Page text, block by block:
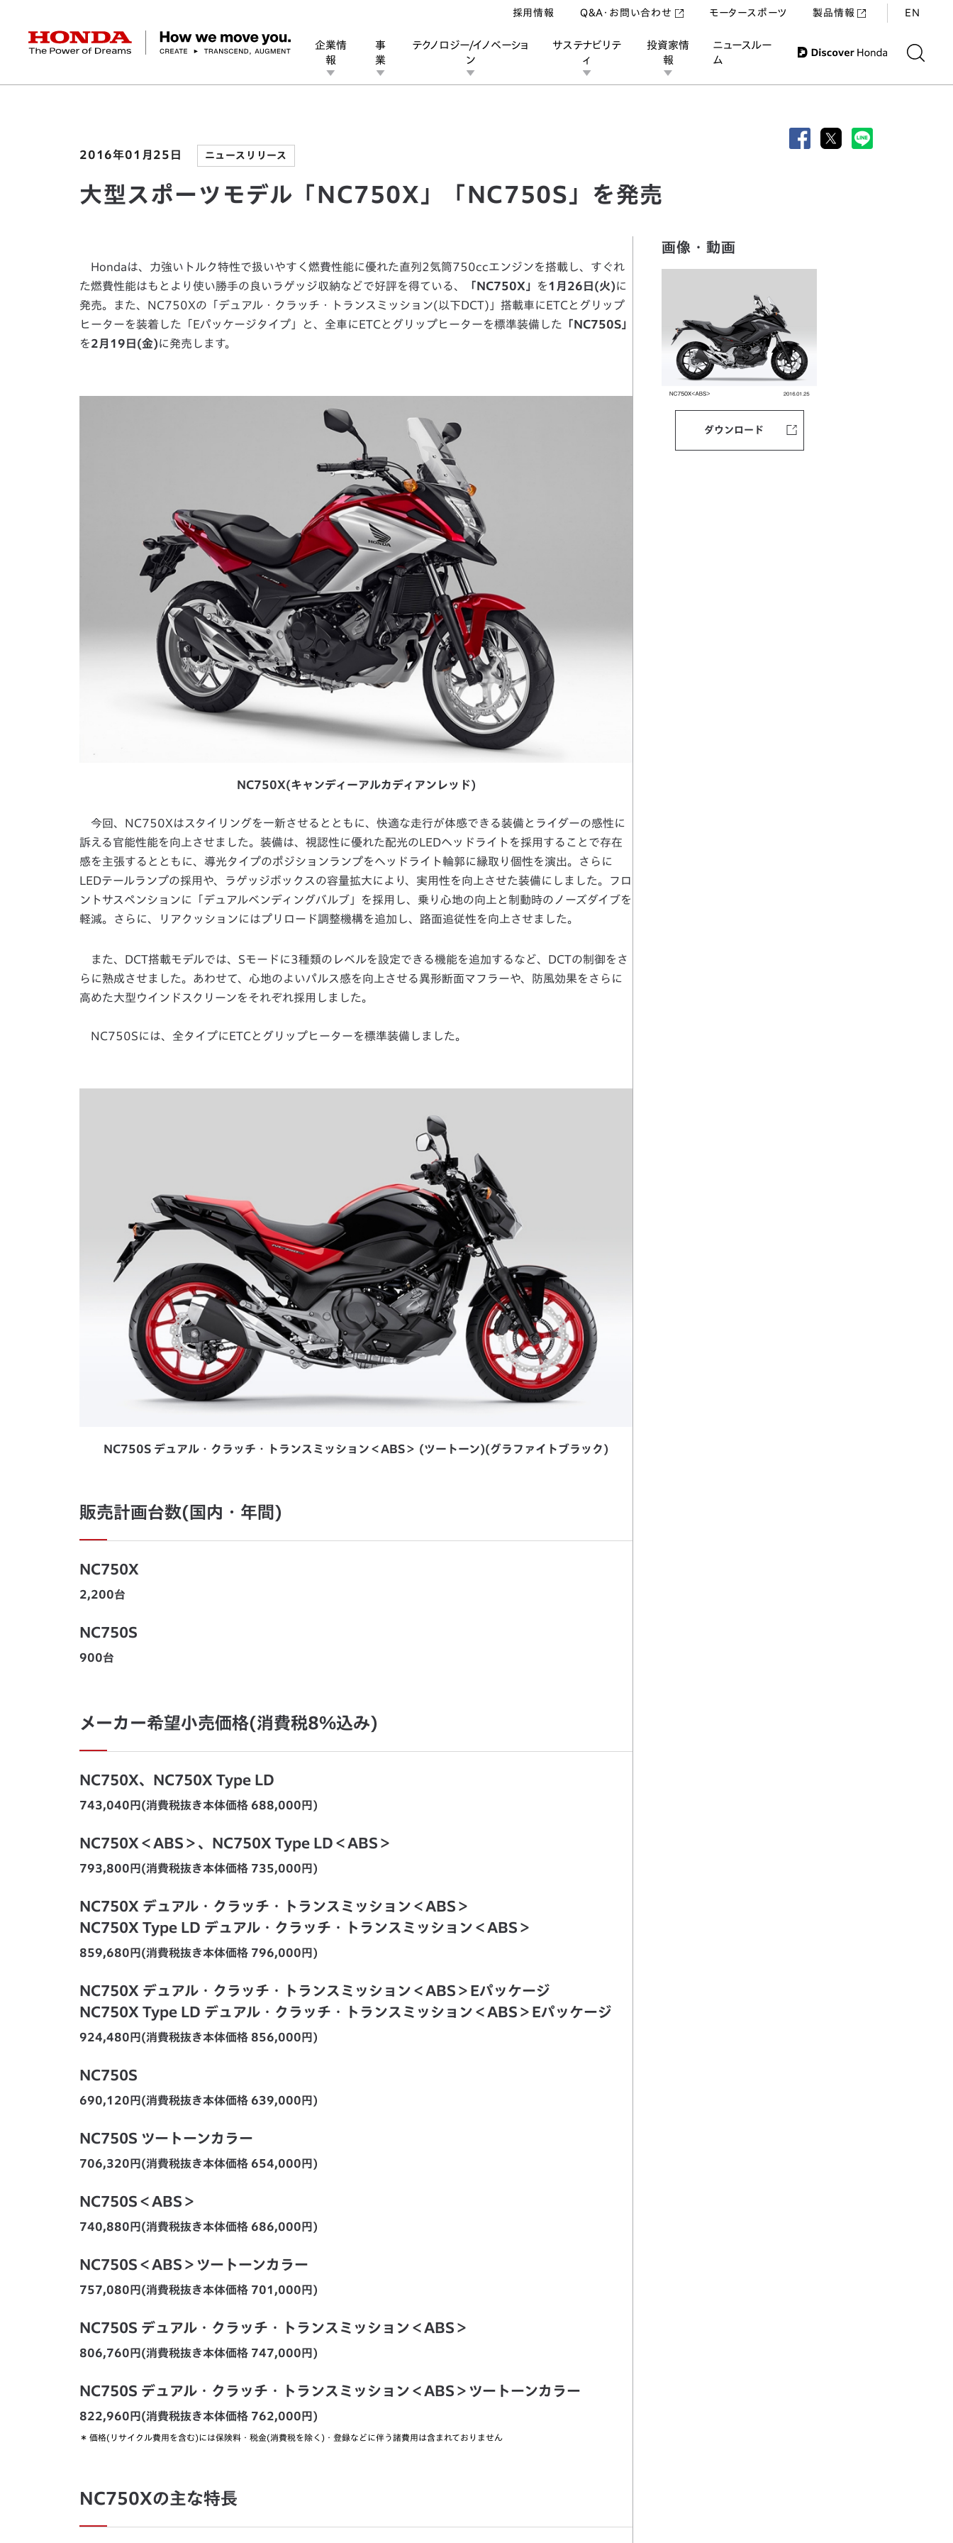
HONDA The Power of Dreams
企業情
報
社長メッセージ 経営方針 会社概要 ヒストリー
事
業
バイク パワープロダクツ マリン その他事業
テクノロジー/イノベーショ
ン
テクノロジー デザイン オープンイノベーション
サステナビリテ
ィ
ESGレポート Honda Report 環境 社会 ガバナンス
投資家情
報
IR資料室 財務・業績情報 株式・債券情報
ニュースルー
ム
ニュースルーム
Discover Honda
採用情報 Q&A・お問い合わせ モータースポーツ 製品情報 EN
大型スポーツモデル「NC750X」「NC750S」を発売
2016年01月25日 ニュースリリース
大型スポーツモデル「NC750X」「NC750S」を発売
Hondaは、力強いトルク特性で扱いやすく燃費性能に優れた直列2気筒750ccエンジンを搭載し、すぐれ
た燃費性能はもとより使い勝手の良いラゲッジ収納などで好評を得ている、
「NC750X」 を1月26日(火)に
発売。また、NC750Xの「デュアル・クラッチ・トランスミッション(以下DCT)」搭載車にETCとグリップ
ヒーターを装着した「Eパッケージタイプ」と、全車にETCとグリップヒーターを標準装備した
「NC750S」
を2月19日(金)に発売します。
NC750X(キャンディーアルカディアンレッド)
今回、NC750Xはスタイリングを一新させるとともに、快適な走行が体感できる装備とライダーの感性に
訴える官能性能を向上させました。装備は、視認性に優れた配光のLEDヘッドライトを採用することで存在
感を主張するとともに、導光タイプのポジションランプをヘッドライト輪郭に縁取り個性を演出。さらに
LEDテールランプの採用や、ラゲッジボックスの容量拡大により、実用性を向上させた装備にしました。フロ
ントサスペンションに「デュアルベンディングバルブ」を採用し、乗り心地の向上と制動時のノーズダイブを
軽減。さらに、リアクッションにはプリロード調整機構を追加し、路面追従性を向上させました。
また、DCT搭載モデルでは、Sモードに3種類のレベルを設定できる機能を追加するなど、DCTの制御をさ
らに熟成させました。あわせて、心地のよいパルス感を向上させる異形断面マフラーや、防風効果をさらに
高めた大型ウインドスクリーンをそれぞれ採用しました。
NC750Sには、全タイプにETCとグリップヒーターを標準装備しました。
NC750S デュアル・クラッチ・トランスミッション＜ABS＞ (ツートーン)(グラファイトブラック)
販売計画台数(国内・年間)
NC750X
2,200台
NC750S
900台
メーカー希望小売価格(消費税8%込み)
NC750X、NC750X Type LD
743,040円(消費税抜き本体価格 688,000円)
NC750X＜ABS＞、NC750X Type LD＜ABS＞
793,800円(消費税抜き本体価格 735,000円)
NC750X デュアル・クラッチ・トランスミッション＜ABS＞
NC750X Type LD デュアル・クラッチ・トランスミッション＜ABS＞
859,680円(消費税抜き本体価格 796,000円)
NC750X デュアル・クラッチ・トランスミッション＜ABS＞Eパッケージ
NC750X Type LD デュアル・クラッチ・トランスミッション＜ABS＞Eパッケージ
924,480円(消費税抜き本体価格 856,000円)
NC750S
690,120円(消費税抜き本体価格 639,000円)
NC750S ツートーンカラー
706,320円(消費税抜き本体価格 654,000円)
NC750S＜ABS＞
740,880円(消費税抜き本体価格 686,000円)
NC750S＜ABS＞ツートーンカラー
757,080円(消費税抜き本体価格 701,000円)
NC750S デュアル・クラッチ・トランスミッション＜ABS＞
806,760円(消費税抜き本体価格 747,000円)
NC750S デュアル・クラッチ・トランスミッション＜ABS＞ツートーンカラー
822,960円(消費税抜き本体価格 762,000円)
＊ 価格(リサイクル費用を含む)には保険料・税金(消費税を除く)・登録などに伴う諸費用は含まれておりません
NC750Xの主な特長
画像・動画
ダウンロード